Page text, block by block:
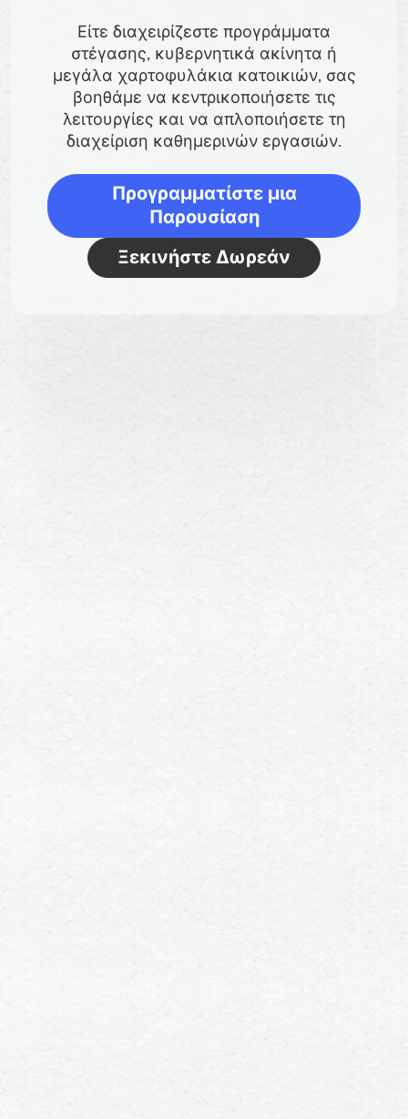
Είτε διαχειρίζεστε προγράμματα
στέγασης, κυβερνητικά ακίνητα ή
μεγάλα χαρτοφυλάκια κατοικιών, σας
βοηθάμε να κεντρικοποιήσετε τις
λειτουργίες και να απλοποιήσετε τη
διαχείριση καθημερινών εργασιών.
Προγραμματίστε μια
Παρουσίαση
Ξεκινήστε Δωρεάν